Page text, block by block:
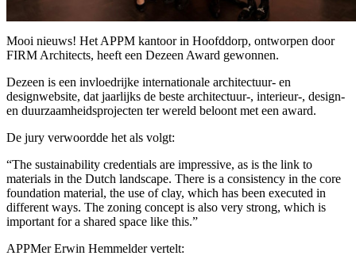
Mooi nieuws! Het APPM kantoor in Hoofddorp, ontworpen door
FIRM Architects, heeft een Dezeen Award gewonnen.
Dezeen is een invloedrijke internationale architectuur- en
designwebsite, dat jaarlijks de beste architectuur-, interieur-, design-
en duurzaamheidsprojecten ter wereld beloont met een award.
De jury verwoordde het als volgt:
“The sustainability credentials are impressive, as is the link to
materials in the Dutch landscape. There is a consistency in the core
foundation material, the use of clay, which has been executed in
different ways. The zoning concept is also very strong, which is
important for a shared space like this.”
APPMer Erwin Hemmelder vertelt: